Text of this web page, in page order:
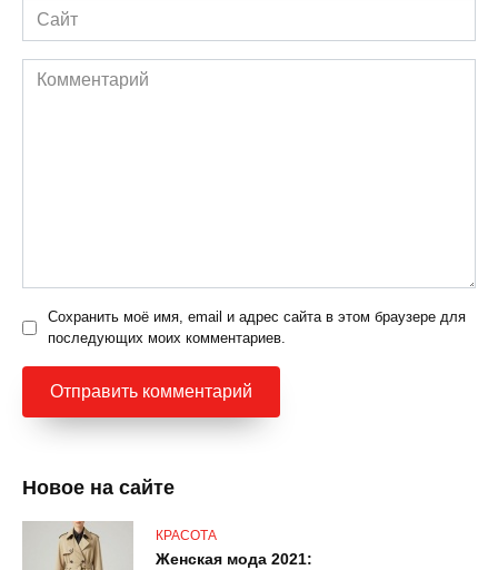
Сайт
Комментарий
Сохранить моё имя, email и адрес сайта в этом браузере для
последующих моих комментариев.
Новое на сайте
КРАСОТА
Женская мода 2021: